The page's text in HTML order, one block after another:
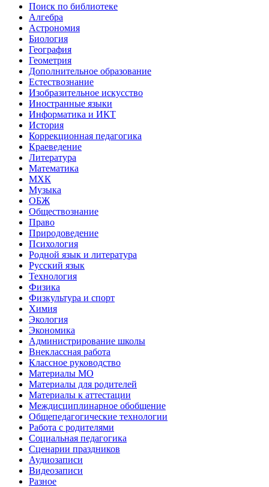
Поиск по библиотеке
Алгебра
Астрономия
Биология
География
Геометрия
Дополнительное образование
Естествознание
Изобразительное искусство
Иностранные языки
Информатика и ИКТ
История
Коррекционная педагогика
Краеведение
Литература
Математика
МХК
Музыка
ОБЖ
Обществознание
Право
Природоведение
Психология
Родной язык и литература
Русский язык
Технология
Физика
Физкультура и спорт
Химия
Экология
Экономика
Администрирование школы
Внеклассная работа
Классное руководство
Материалы МО
Материалы для родителей
Материалы к аттестации
Междисциплинарное обобщение
Общепедагогические технологии
Работа с родителями
Социальная педагогика
Сценарии праздников
Аудиозаписи
Видеозаписи
Разное